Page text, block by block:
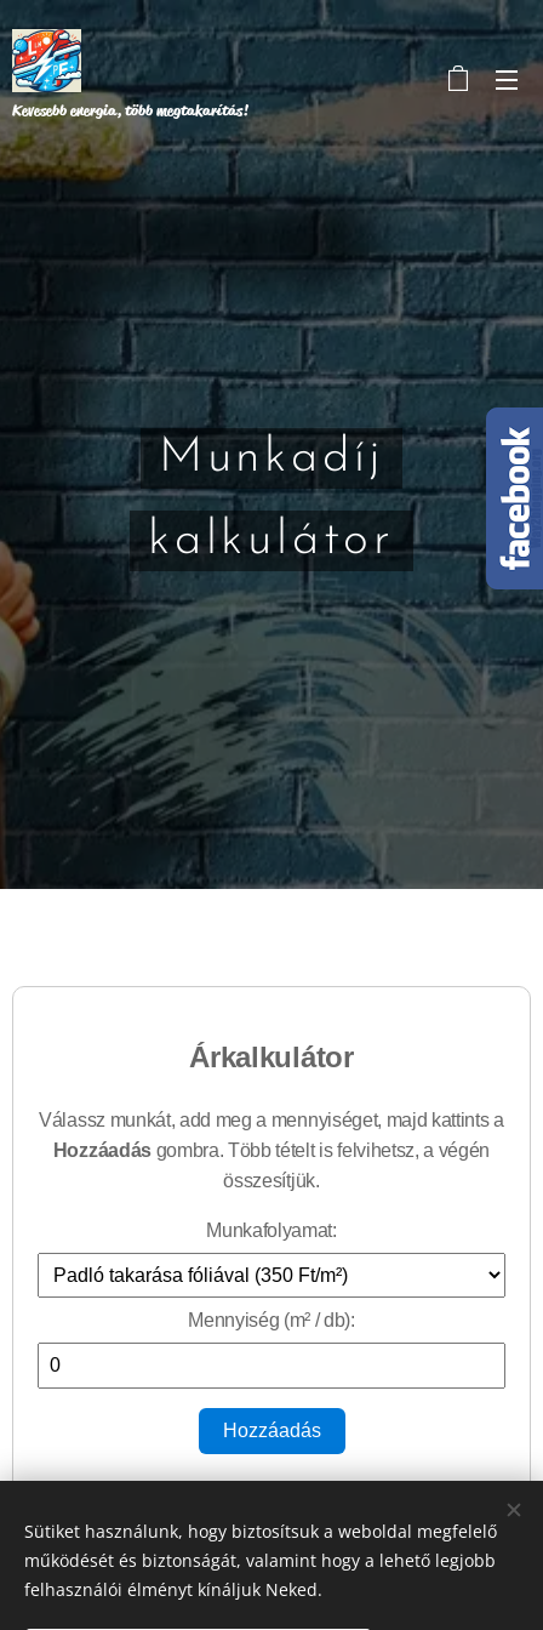
Kevesebb energia, több megtakarítás!
Munkadíj
kalkulátor
Árkalkulátor
Válassz munkát, add meg a mennyiséget, majd kattints a
Hozzáadásgombra. Több tételt is felvihetsz, a végén
összesítjük.
Munkafolyamat:
Mennyiség (m² / db):
Hozzáadás
Téte
l
Egységá
r
Mennyisé
g
Részössze
Törlés
Sütiket használunk, hogy biztosítsuk a weboldal megfelelő
működését és biztonságát, valamint hogy a lehető legjobb
felhasználói élményt kínáljuk Neked.